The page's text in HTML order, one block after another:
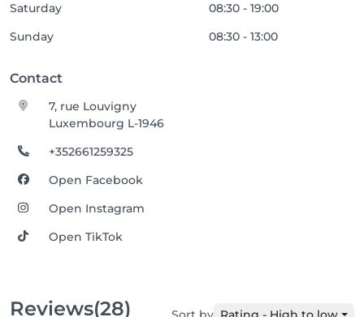
Saturday
08:30 - 19:00
Sunday
08:30 - 13:00
Contact
7, rue Louvigny
Luxembourg L-1946
+352661259325
Open Facebook
Open Instagram
Open TikTok
Reviews(28)